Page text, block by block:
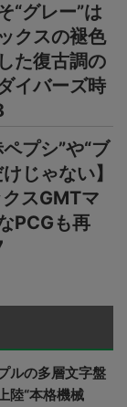
“グレー”は
クスの褪色
た復古調の
イバーズ時
ペプシ”や“ブ
じゃない】
スGMTマ
PCGも再
ルの多層文字盤
陸“本格機械